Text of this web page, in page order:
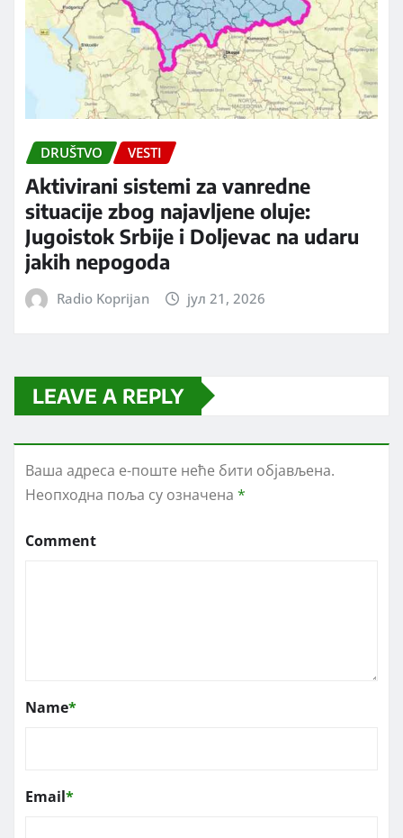
DRUŠTVO VESTI
Aktivirani sistemi za vanredne
situacije zbog najavljene oluje:
Jugoistok Srbije i Doljevac na udaru
jakih nepogoda
Radio Koprijan јул 21, 2026
LEAVE A REPLY
Ваша адреса е-поште неће бити објављена.
Неопходна поља су означена *
Comment
Name*
Email*